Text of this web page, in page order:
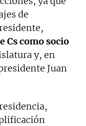
de
Cs como socio
y, en
Juan